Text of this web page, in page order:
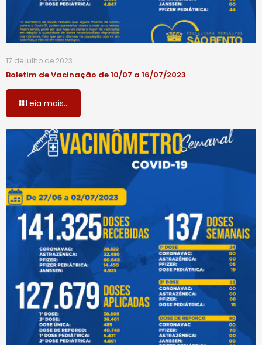
17 de julho de 2023
Boletim de Vacinação de 10/07 a 16/07/2023
Leia mais...